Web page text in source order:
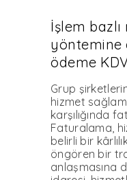
İşlem
yöntemine
ödeme
Grup
hizmet
karşılığında
Faturalama,
belirli bir
öngören bir
anlaşmasına